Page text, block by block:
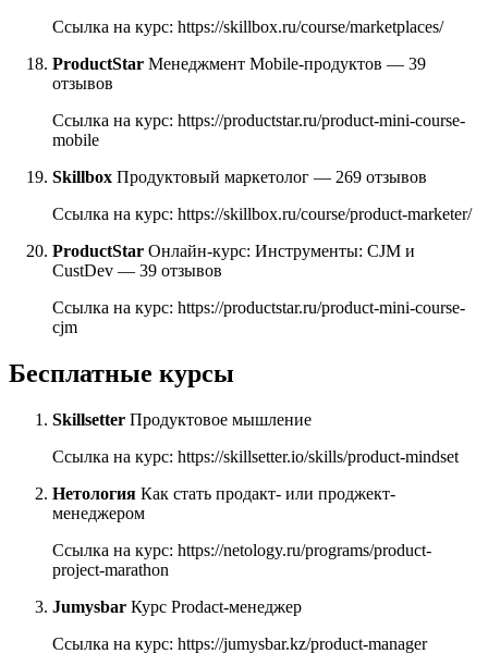
Ссылка на курс: https://skillbox.ru/course/marketplaces/
ProductStar Менеджмент Mobile-продуктов — 39
отзывов
Ссылка на курс: https://productstar.ru/product-mini-course-
mobile
Skillbox Продуктовый маркетолог — 269 отзывов
Ссылка на курс: https://skillbox.ru/course/product-marketer/
ProductStar Онлайн-курс: Инструменты: CJM и
CustDev — 39 отзывов
Ссылка на курс: https://productstar.ru/product-mini-course-
cjm
Бесплатные курсы
Skillsetter Продуктовое мышление
Ссылка на курс: https://skillsetter.io/skills/product-mindset
Нетология Как стать продакт- или проджект-
менеджером
Ссылка на курс: https://netology.ru/programs/product-
project-marathon
Jumysbar Курс Prodact-менеджер
Ссылка на курс: https://jumysbar.kz/product-manager